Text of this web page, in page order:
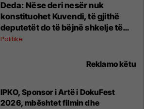
Deda: Nëse deri nesër nuk
konstituohet Kuvendi, të gjithë
deputetët do të bëjnë shkelje të
rëndë kushtetuese
Politikë
Reklamo këtu
IPKO, Sponsor i Artë i DokuFest
2026, mbështet filmin dhe